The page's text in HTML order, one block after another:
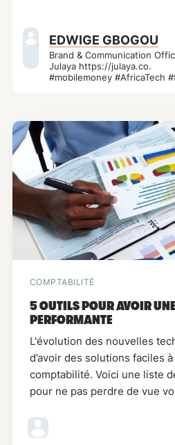
EDWIGE GBOGOU
Brand & Communication
Julaya https://julaya.co.
#mobilemoney #AfricaTech
COMPTABILITÉ
5 OUTILS POUR AVOIR
PERFORMANTE
L'évolution des nouvelles
d’avoir des solutions faciles
comptabilité. Voici une liste
pour ne pas perdre de vue